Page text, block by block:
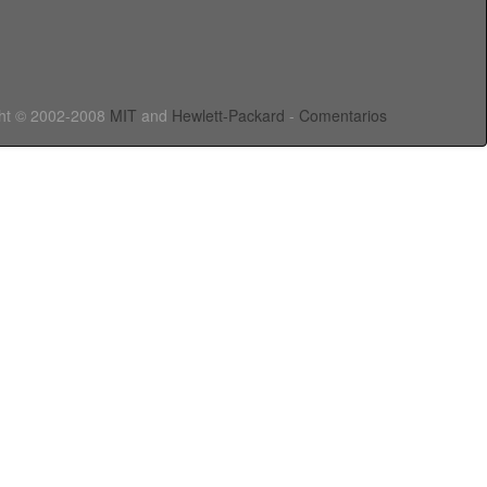
© 2002-2008 MIT and Hewlett-Packard - Comentarios